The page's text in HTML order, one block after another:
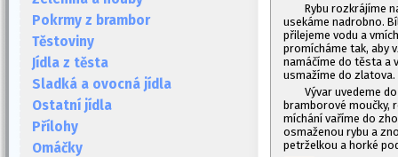
Pokrmy z brambor
Těstoviny
Jídla z těsta
Sladká a ovocná jídla
Ostatní jídla
Přílohy
Omáčky
Rybu rozkrájíme
usekáme nadrobno.
přilejeme vodu a
promícháme tak, aby
namáčíme do těsta a
usmažíme do zlatova.
Vývar uvedeme
bramborové moučky,
míchání vaříme do
osmaženou rybu a
petrželkou a horké